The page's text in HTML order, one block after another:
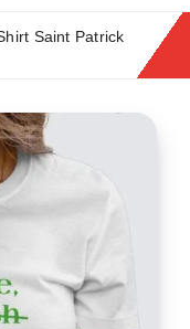
Saint Patrick